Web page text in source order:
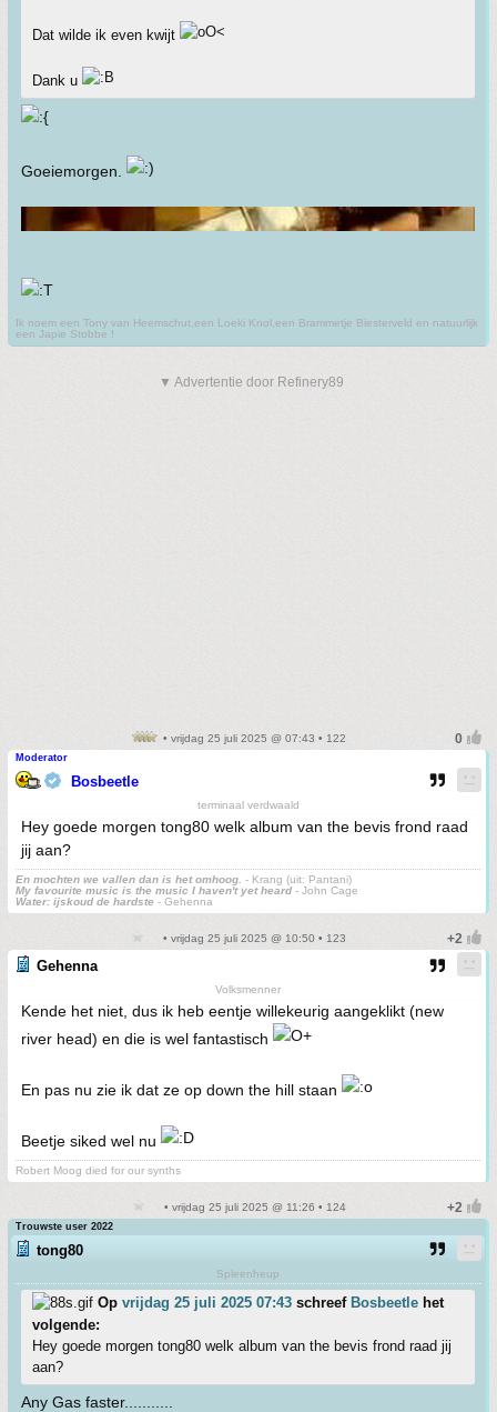
Dat wilde ik even kwijt
Dank u
Goeiemorgen.
Ik noem een Tony van Heemschut,een Loeki Knol,een Brammetje Biesterveld en natuurlijk
een Japie Stobbe !
▼ Advertentie door Refinery89
• vrijdag 25 juli 2025 @ 07:43 • 122
Moderator
Bosbeetle
terminaal verdwaald
Hey goede morgen tong80 welk album van the bevis frond raad
jij aan?
En mochten we vallen dan is het omhoog. - Krang (uit: Pantani)
My favourite music is the music I haven't yet heard - John Cage
Water: ijskoud de hardste - Gehenna
• vrijdag 25 juli 2025 @ 10:50 • 123
Gehenna
Volksmenner
Kende het niet, dus ik heb eentje willekeurig aangeklikt (new
river head) en die is wel fantastisch
En pas nu zie ik dat ze op down the hill staan
Beetje siked wel nu
Robert Moog died for our synths
• vrijdag 25 juli 2025 @ 11:26 • 124
Trouwste user 2022
tong80
Spleenheup
Op vrijdag 25 juli 2025 07:43 schreef Bosbeetle het
volgende:
Hey goede morgen tong80 welk album van the bevis frond raad jij
aan?
Any Gas faster...........